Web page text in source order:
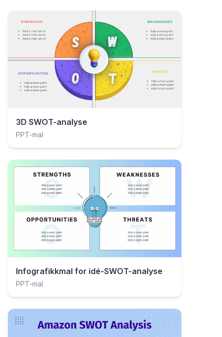
3D SWOT-analyse
PPT-mal
Infografikkmal for idé-SWOT-analyse
PPT-mal